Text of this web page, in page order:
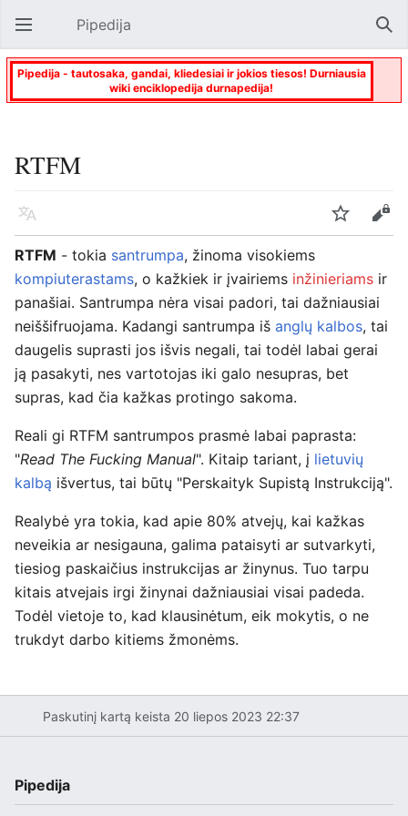
Atverti pagrindinį meniu Pipedija
Pipedija - tautosaka, gandai, kliedesiai ir jokios tiesos! Durniausia
wiki enciklopedija durnapedija!
RTFM
Kalba Stebėti
Keisti
RTFM - tokia santrumpa, žinoma visokiems
kompiuterastams, o kažkiek ir įvairiems inžinieriams ir
panašiai. Santrumpa nėra visai padori, tai dažniausiai
neiššifruojama. Kadangi santrumpa iš anglų kalbos, tai
daugelis suprasti jos išvis negali, tai todėl labai gerai
ją pasakyti, nes vartotojas iki galo nesupras, bet
supras, kad čia kažkas protingo sakoma.
Reali gi RTFM santrumpos prasmė labai paprasta:
"Read The Fucking Manual". Kitaip tariant, į lietuvių
kalbą išvertus, tai būtų "Perskaityk Supistą Instrukciją".
Realybė yra tokia, kad apie 80% atvejų, kai kažkas
neveikia ar nesigauna, galima pataisyti ar sutvarkyti,
tiesiog paskaičius instrukcijas ar žinynus. Tuo tarpu
kitais atvejais irgi žinynai dažniausiai visai padeda.
Todėl vietoje to, kad klausinėtum, eik mokytis, o ne
trukdyt darbo kitiems žmonėms.
Paskutinį kartą keista 20 liepos 2023 22:37
Pipedija